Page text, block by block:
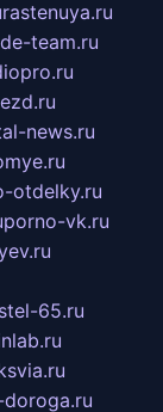
rastenuya.ru
team.ru
news.ru
otdelky.ru
porno-vk.ru
65.ru